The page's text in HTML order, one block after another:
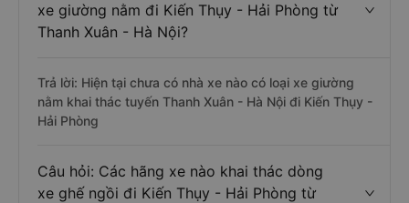
xe giường nằm đi Kiến Thụy - Hải Phòng từ
Thanh Xuân - Hà Nội?
Trả lời: Hiện tại chưa có nhà xe nào có loại xe giường
nằm khai thác tuyến Thanh Xuân - Hà Nội đi Kiến Thụy -
Hải Phòng
Câu hỏi: Các hãng xe nào khai thác dòng
xe ghế ngồi đi Kiến Thụy - Hải Phòng từ